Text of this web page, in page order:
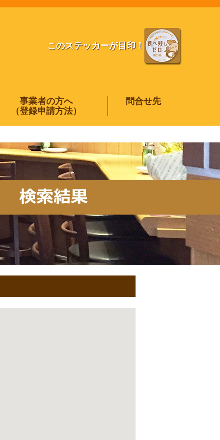
このステッカーが目印！
事業者の方へ
（登録申請方法）
問合せ先